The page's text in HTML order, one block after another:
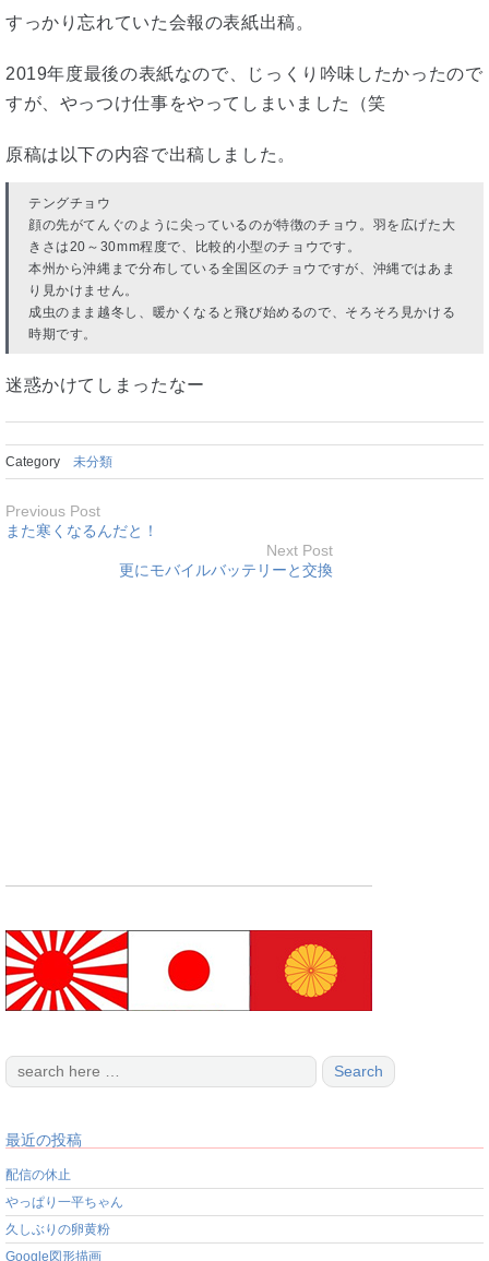
すっかり忘れていた会報の表紙出稿。
2019年度最後の表紙なので、じっくり吟味したかったので
すが、やっつけ仕事をやってしまいました（笑
原稿は以下の内容で出稿しました。
テングチョウ
顔の先がてんぐのように尖っているのが特徴のチョウ。羽を広げた大
きさは20～30mm程度で、比較的小型のチョウです。
本州から沖縄まで分布している全国区のチョウですが、沖縄ではあま
り見かけません。
成虫のまま越冬し、暖かくなると飛び始めるので、そろそろ見かける
時期です。
迷惑かけてしまったなー
Category 未分類
Previous Post
また寒くなるんだと！
Next Post
更にモバイルバッテリーと交換
最近の投稿
配信の休止
やっぱり一平ちゃん
久しぶりの卵黄粉
Google図形描画